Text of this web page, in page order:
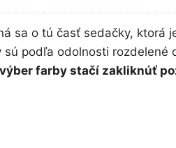
sa o tú časť sedačky, ktorá
podľa odolnosti rozdelené
farby stačí zakliknúť